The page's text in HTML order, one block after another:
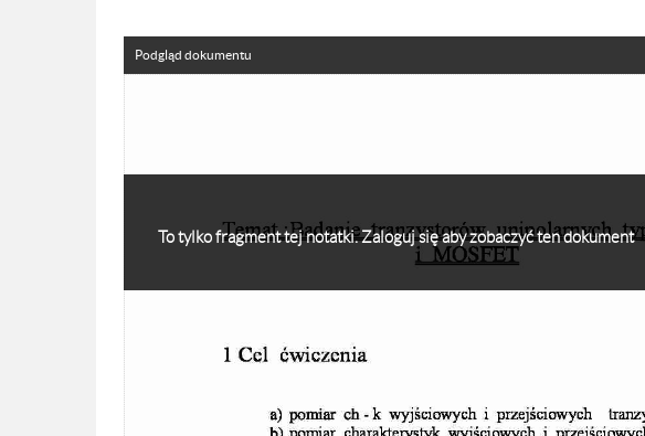
To tylko fragment tej notatki. Zaloguj się aby zobaczyć ten dokument
Podgląd dokumentu